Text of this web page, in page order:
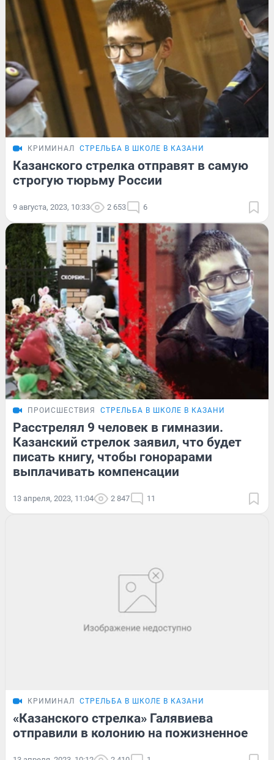
КРИМИНАЛ СТРЕЛЬБА В ШКОЛЕ В КАЗАНИ
Казанского стрелка отправят в самую
строгую тюрьму России
9 августа, 2023, 10:33 2 653 6
ПРОИСШЕСТВИЯ СТРЕЛЬБА В ШКОЛЕ В КАЗАНИ
Расстрелял 9 человек в гимназии.
Казанский стрелок заявил, что будет
писать книгу, чтобы гонорарами
выплачивать компенсации
13 апреля, 2023, 11:04 2 847 11
КРИМИНАЛ СТРЕЛЬБА В ШКОЛЕ В КАЗАНИ
«Казанского стрелка» Галявиева
отправили в колонию на пожизненное